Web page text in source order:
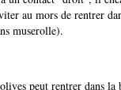
au mors de rentrer
muserolle).
peut rentrer dans